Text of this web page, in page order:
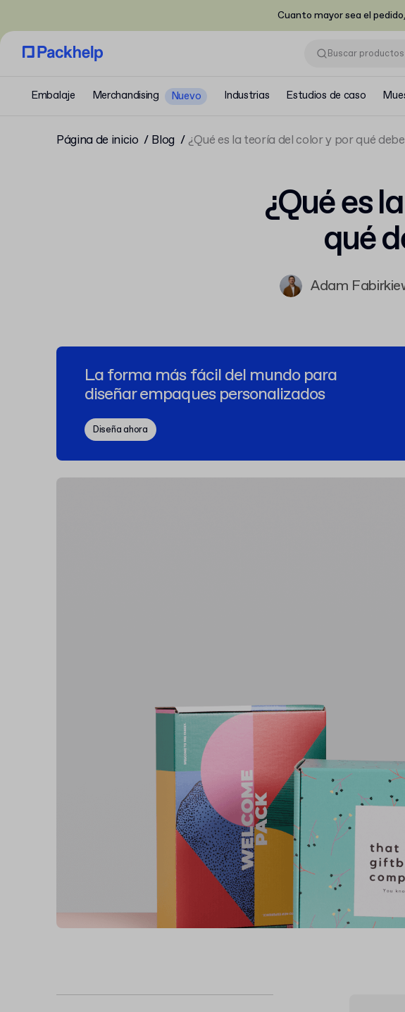
Cuanto mayor sea el
Embalaje Merchandising Nuevo Industrias Estudios de caso
Página de inicio Blog ¿Qué es la teoría del color y por qué
¿Qué es
qué
Adam
La forma más fácil del mundo para
diseñar empaques personalizados
Diseña ahora